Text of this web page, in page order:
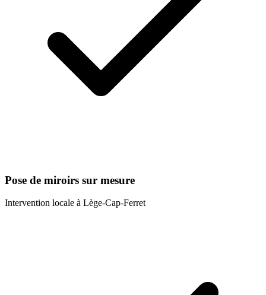
Pose de miroirs sur mesure
Intervention locale à Lège-Cap-Ferret